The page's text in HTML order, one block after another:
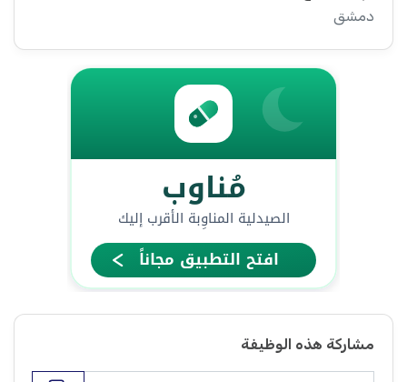
دمشق
مشاركة هذه الوظيفة